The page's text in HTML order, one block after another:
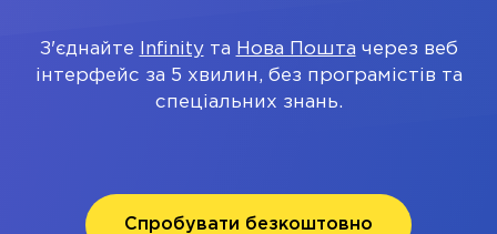
З'єднайте Infinityта Нова Пошта через веб
інтерфейс за 5 хвилин, без програмістів та
спеціальних знань.
Спробувати безкоштовно